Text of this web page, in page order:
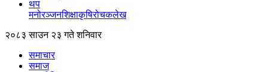
थप
मनोरञ्‍जनशिक्षाकृषिरोचकलेख
२०८३ साउन २३ गते शनिवार
समाचार
समाज